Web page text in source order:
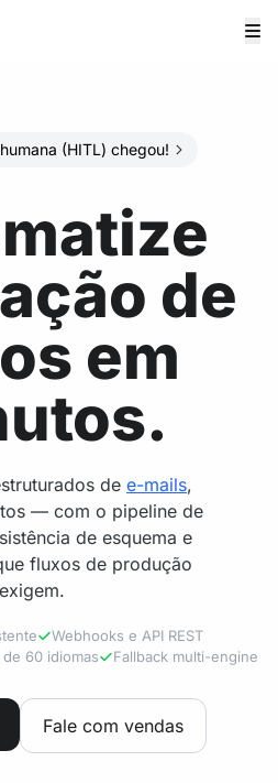
(HITL) chegou!
de
em
de e-mails,
— com o pipeline de
de esquema e
fluxos de produção
exigem.
Webhooks e API REST
de 60 idiomas Fallback multi-engine
Fale com vendas